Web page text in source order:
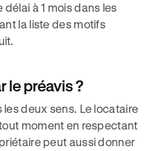
à 1 mois dans les
la liste des motifs
le préavis ?
deux sens. Le locataire
moment en respectant
peut aussi donner